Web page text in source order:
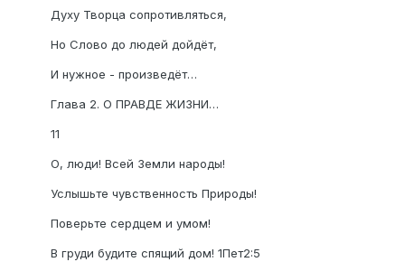
Духу Творца сопротивляться,
Но Слово до людей дойдёт,
И нужное - произведёт…
Глава 2. О ПРАВДЕ ЖИЗНИ…
11
О, люди! Всей Земли народы!
Услышьте чувственность Природы!
Поверьте сердцем и умом!
В груди будите спящий дом! 1Пет2:5